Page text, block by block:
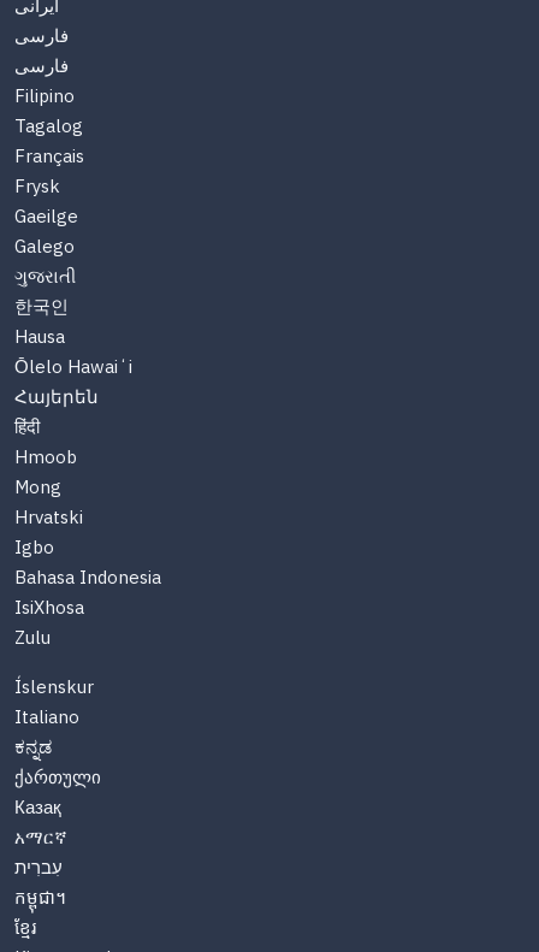
ایرانی
فارسی
فارسی
Filipino
Tagalog
Français
Frysk
Gaeilge
Galego
ગુજરાતી
한국인
Hausa
Ōlelo Hawaiʻi
Հայերեն
हिंदी
Hmoob
Mong
Hrvatski
Igbo
Bahasa Indonesia
IsiXhosa
Zulu
Íslenskur
Italiano
ಕನ್ನಡ
ქართული
Казақ
አማርኛ
עִברִית
កម្ពុជា។
ខ្មែរ